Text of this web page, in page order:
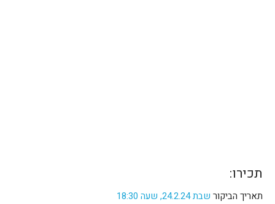
תכירו:
תאריך הביקור שבת 24.2.24, שעה 18:30